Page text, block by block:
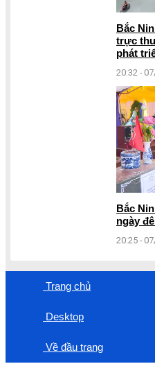
Bắc
trực
phát
20:32 -
Bắc
ngày
20:25 -
Trang chủ
Desktop
Về đầu trang